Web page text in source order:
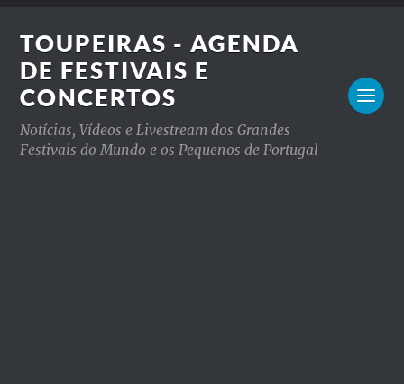
TOUPEIRAS - AGENDA
DE FESTIVAIS E
CONCERTOS
Notícias, Vídeos e Livestream dos Grandes
Festivais do Mundo e os Pequenos de Portugal